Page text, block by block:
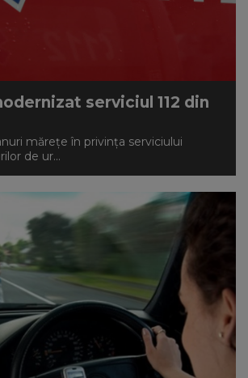
serviciul 112 din
mărețe în privința serviciului
de ur...